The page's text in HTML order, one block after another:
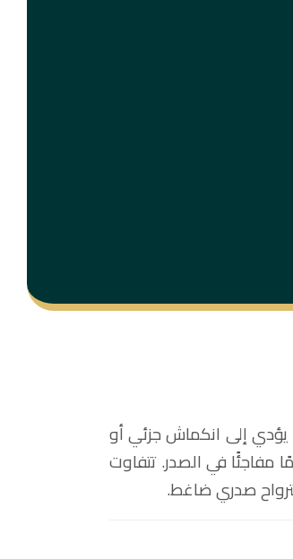
يؤدي إلى انكماش جزئي أو
مفاجئًا في الصدر. تتفاوت
صدري ضاغط.